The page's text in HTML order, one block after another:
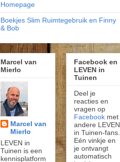
Homepage
Boekjes Slim Ruimtegebruik en Finny
& Bob
Marcel van
Mierlo
Marcel van
Mierlo
LEVEN in
Tuinen is een
kennisplatform
Facebook en
LEVEN in
Tuinen
Deel je
reacties en
vragen op
Facebook met
andere LEVEN
in Tuinen-fans.
Eén vinkje en
je ontvangt
automatisch